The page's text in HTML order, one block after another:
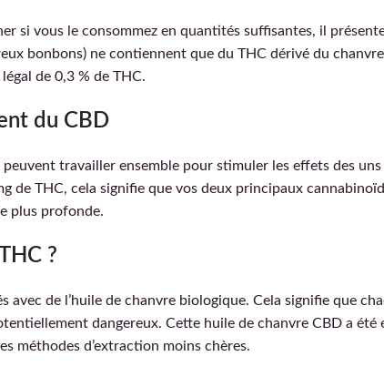
si vous le consommez en quantités suffisantes, il
bonbons) ne contiennent que du THC dérivé du
de 0,3 % de THC.
du CBD
travailler ensemble pour stimuler les effets des
de THC, cela signifie que vos deux principaux
plus profonde.
?
avec de l’huile de chanvre biologique. Cela signifie que
dangereux. Cette huile de chanvre CBD a
méthodes d’extraction moins chères.